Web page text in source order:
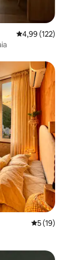
4,99 de uma
4,99 (122)
5 de uma
5 (19)